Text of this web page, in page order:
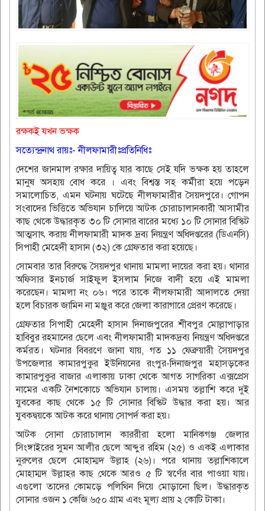
রক্ষকই যখন ভক্ষক
সত্যেন্দ্রনাথ রায়ঃ- নীলফামারীঃপ্রতিনিধিঃ
দেশের জানমাল রক্ষার দায়িত্ব যার কাছে সেই যদি ভক্ষক হয় তাহলে
মানুষ অসহায় বোধ করে । এবং বিশ্বস্ত সহ কর্মীরা হয়ে পড়েন
সমালোচিত, এমন ঘটনায় ঘটেছে নীলফামারীর সৈয়দপুরে। গোপন
সংবাদের ভিত্তিতে অভিযান চালিয়ে আটক চোরাচালানকারী আসামীর
কাছ থেকে উদ্ধারকৃত ৩০ টি সোনার বারের মধ্যে ১০ টি সোনার বিস্কিট
আত্মসাৎ করায় নীলফামারী মাদক দ্রব্য নিয়ন্ত্রণ অধিদপ্তরের (ডিএনসি)
সিপাহী মেহেদী হাসান (৩২) কে গ্রেফতার করা হয়েছে।
সোমবার তার বিরুদ্ধে সৈয়দপুর থানায় মামলা দায়ের করা হয়। থানার
অফিসার ইনচার্জ সাইফুল ইসলাম নিজে বাদী হয়ে এই মামলা
করেছেন। মামলা নং ০৬। পরে তাকে নীলফামারী আদালতে দেয়া
হলে বিচারক জামিন না মঞ্জুর করে জেলা কারাগারে প্রেরণ করেছে।
গ্রেফতার সিপাহী মেহেদী হাসান দিনাজপুরের শীবপুর মোল্লাপাড়ার
হাবিবুর রহমানের ছেলে এবং নীলফামারী মাদকদ্রব্য নিয়ন্ত্রণ অধিদপ্তরে
কর্মরত। ঘটনার বিবরণে জানা যায়, গত ১১ ফেব্রুয়ারী সৈয়দপুর
উপজেলার কামারপুকুর ইউনিয়নের রংপুর-দিনাজপুর মহাসড়কের
কামারপুকুর বাজার এলাকায় ঢাকা থেকে আগত সাগরিকা এক্সপ্রেস
নামের একটি নৈশকোচে অভিযান চালায়। এসময় তল্লাশি করে দুই
যুবকের কাছ থেকে ১৫ টি সোনার বিস্কিট উদ্ধার করা হয়। আর
যুবকদ্বয়কে আটক করে থানায় সোপর্দ করা হয়।
আটক সোনা চোরাচালান কাররীরা হলো মানিকগঞ্জ জেলার
সিংঙ্গাইরের সুমন আলীর ছেলে আব্দুর রহিম (২৫) ও একই এলাকার
নুরুলের ছেলে মোহাম্মদ উল্লাহ (২৬)। পরে থানায় তল্লাশিকালে
মোহাম্মদ উল্লাহর কাছ থেকে আরও ৫ টি স্বর্ণের বার পাওয়া যায়।
এগুলো তাদের কোমড়ে পলিথিন দিয়ে মোড়ানো ছিল। উদ্ধারকৃত
সোনার ওজন ১ কেজি ৬৫০ গ্রাম এবং মূল্য প্রায় ২ কোটি টাকা।